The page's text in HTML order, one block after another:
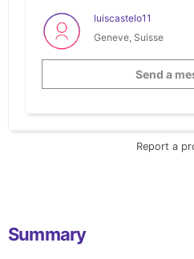
luiscastelo11
Geneve, Suisse
Send a
Report a
Summary